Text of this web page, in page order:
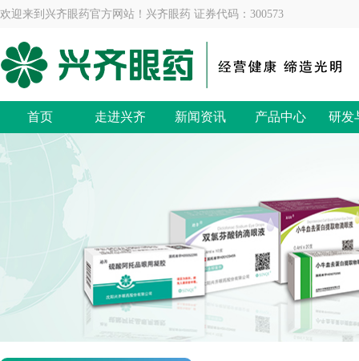
欢迎来到兴齐眼药官方网站！兴齐眼药 证券代码：300573
首页 走进兴齐 新闻资讯 产品中心 研发